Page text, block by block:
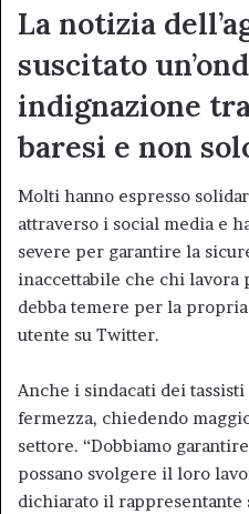
La notizia
suscitato
indignazione
baresi e non
Molti hanno espresso
attraverso i social media e
severe per garantire la
inaccettabile che chi lavora
debba temere per la
utente su Twitter.
Anche i sindacati dei
fermezza, chiedendo
settore. “Dobbiamo
possano svolgere il loro
dichiarato il rappresentante